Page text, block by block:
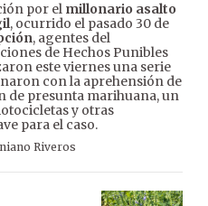
por el millonario asalto
, ocurrido el pasado 30 de
, agentes del
de Hechos Punibles
este viernes una serie
con la aprehensión de
de presunta marihuana, un
y otras
para el caso.
Riveros